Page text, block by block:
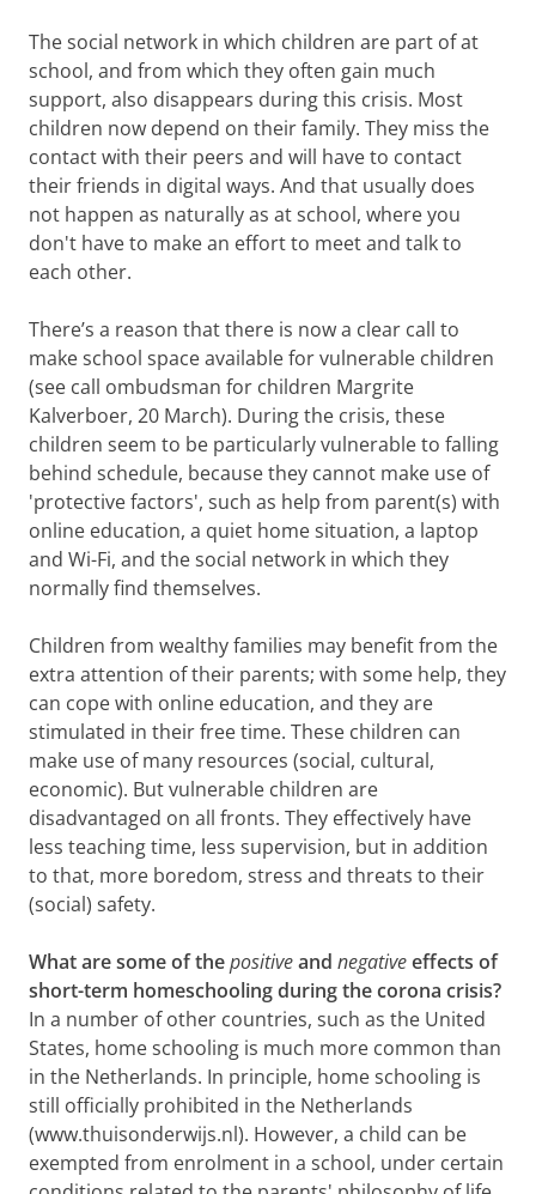
The social network in which children are part of at
school, and from which they often gain much
support, also disappears during this crisis. Most
children now depend on their family. They miss the
contact with their peers and will have to contact
their friends in digital ways. And that usually does
not happen as naturally as at school, where you
don't have to make an effort to meet and talk to
each other.
There’s a reason that there is now a clear call to
make school space available for vulnerable children
(see call ombudsman for children Margrite
Kalverboer, 20 March). During the crisis, these
children seem to be particularly vulnerable to falling
behind schedule, because they cannot make use of
'protective factors', such as help from parent(s) with
online education, a quiet home situation, a laptop
and Wi-Fi, and the social network in which they
normally find themselves.
Children from wealthy families may benefit from the
extra attention of their parents; with some help, they
can cope with online education, and they are
stimulated in their free time. These children can
make use of many resources (social, cultural,
economic). But vulnerable children are
disadvantaged on all fronts. They effectively have
less teaching time, less supervision, but in addition
to that, more boredom, stress and threats to their
(social) safety.
What are some of thepositiveand negativeeffects of
short-term homeschooling during the corona crisis?
In a number of other countries, such as the United
States, home schooling is much more common than
in the Netherlands. In principle, home schooling is
still officially prohibited in the Netherlands
(www.thuisonderwijs.nl). However, a child can be
exempted from enrolment in a school, under certain